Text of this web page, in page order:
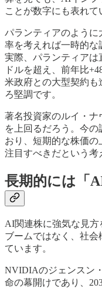
ことが数字にも表れて
パランティアのよう
率を考えれば一時的な
実際、パランティアは
ドルを超え、前年比
米政府との大型契約も
ろ堅調です。
著名投資家のルイ・
を上回るだろう。今
おり、短期的な株価
注目すべきだという考
長期的には「
AI関連株に強気な見
ブームではなく、社
ています。
NVIDIAのジェンスン
命の幕開けであり、